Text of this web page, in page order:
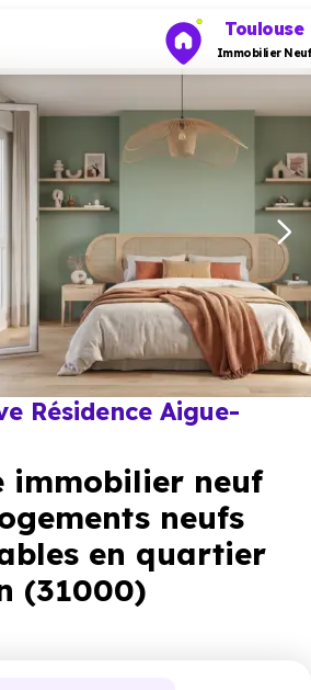
Toulouse
Immobilier Neuf
Résidence Aigue-
immobilier neuf
neufs
en quartier
(31000)